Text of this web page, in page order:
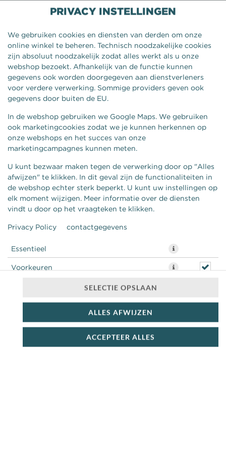
PRIVACY INSTELLINGEN
We gebruiken cookies en diensten van derden om onze
online winkel te beheren. Technisch noodzakelijke cookies
zijn absoluut noodzakelijk zodat alles werkt als u onze
webshop bezoekt. Afhankelijk van de functie kunnen
gegevens ook worden doorgegeven aan dienstverleners
voor verdere verwerking. Sommige providers geven ook
gegevens door buiten de EU.
In de webshop gebruiken we Google Maps. We gebruiken
ook marketingcookies zodat we je kunnen herkennen op
onze webshops en het succes van onze
marketingcampagnes kunnen meten.
U kunt bezwaar maken tegen de verwerking door op "Alles
afwijzen" te klikken. In dit geval zijn de functionaliteiten in
de webshop echter sterk beperkt. U kunt uw instellingen op
elk moment wijzigen. Meer informatie over de diensten
vindt u door op het vraagteken te klikken.
Privacy Policy contactgegevens
Essentieel
Voorkeuren
SELECTIE OPSLAAN
ALLES AFWIJZEN
ACCEPTEER ALLES
KIPHAASJES SOUTHER FRIED
6 STUKS
€ 6,99 *
* Door lokale acties kunnen prijzen per winkel afwijken.